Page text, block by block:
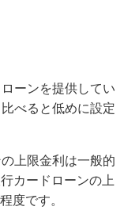
解説
に必要な年収
ドのリボ払いの違
解説
契約期限や返済期
ーンを提供してい
べると低めに設定
上限金利は一般的
カードローンの上
度です。